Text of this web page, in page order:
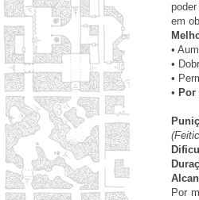
em
•
•
•
• Por
Por